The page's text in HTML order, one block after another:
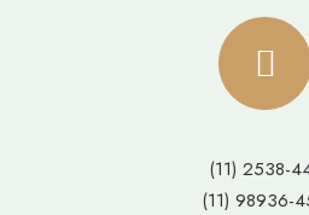
(11) 2538-
(11) 98936-